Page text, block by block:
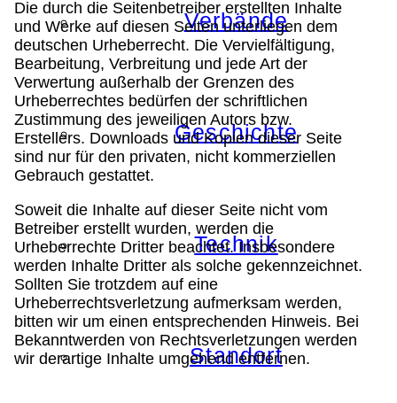
Verbände
Geschichte
Technik
Standort
Die durch die Seitenbetreiber erstellten Inhalte
und Werke auf diesen Seiten unterliegen dem
deutschen Urheberrecht. Die Vervielfältigung,
Bearbeitung, Verbreitung und jede Art der
Verwertung außerhalb der Grenzen des
Urheberrechtes bedürfen der schriftlichen
Zustimmung des jeweiligen Autors bzw.
Erstellers. Downloads und Kopien dieser Seite
sind nur für den privaten, nicht kommerziellen
Gebrauch gestattet.
Soweit die Inhalte auf dieser Seite nicht vom
Betreiber erstellt wurden, werden die
Urheberrechte Dritter beachtet. Insbesondere
werden Inhalte Dritter als solche gekennzeichnet.
Sollten Sie trotzdem auf eine
Urheberrechtsverletzung aufmerksam werden,
bitten wir um einen entsprechenden Hinweis. Bei
Bekanntwerden von Rechtsverletzungen werden
wir derartige Inhalte umgehend entfernen.